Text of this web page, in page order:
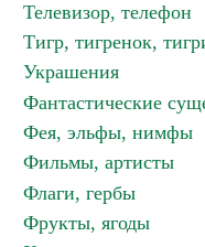
Телевизор, телефон
Тигр, тигренок,
Украшения
Фантастические
Фея, эльфы, нимфы
Фильмы, артисты
Флаги, гербы
Фрукты, ягоды